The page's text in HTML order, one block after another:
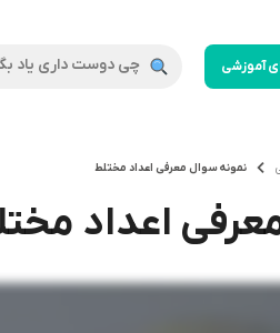
آموزشی
نمونه سوال معرفی اعداد مختلط
اعداد